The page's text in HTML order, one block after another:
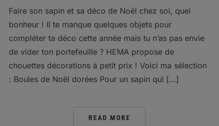
Faire son sapin et sa déco de Noël chez soi, quel
bonheur ! Il te manque quelques objets pour
compléter ta déco cette année mais tu n’as pas envie
de vider ton portefeuille ? HEMA propose de
chouettes décorations à petit prix ! Voici ma sélection
: Boules de Noël dorées Pour un sapin qui […]
READ MORE